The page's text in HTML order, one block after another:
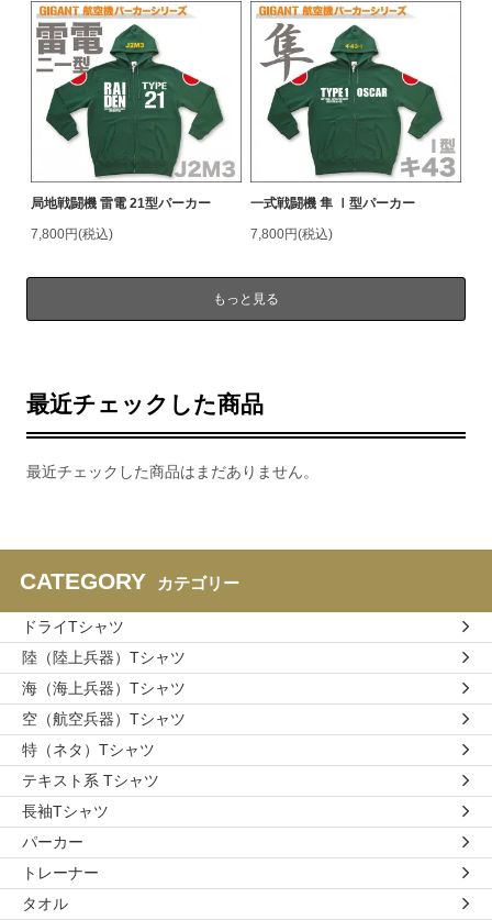
局地戦闘機 雷電 21型パーカー
7,800円(税込)
一式戦闘機 隼 Ⅰ型パーカー
7,800円(税込)
もっと見る
最近チェックした商品
最近チェックした商品はまだありません。
CATEGORY カテゴリー
ドライTシャツ
陸（陸上兵器）Tシャツ
海（海上兵器）Tシャツ
空（航空兵器）Tシャツ
特（ネタ）Tシャツ
テキスト系 Tシャツ
長袖Tシャツ
パーカー
トレーナー
タオル